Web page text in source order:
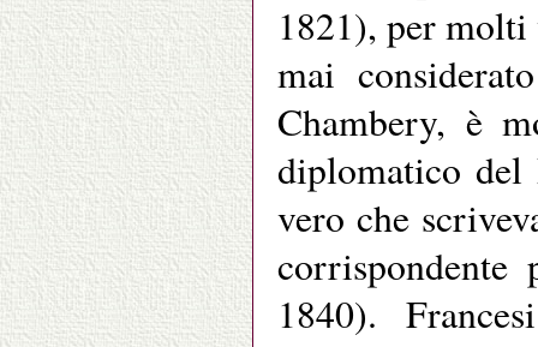
1821), per
mai
Chambery, è
diplomatico
vero che
1840).